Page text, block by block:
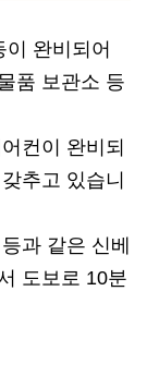
완비되어
품 보관소 등
컨이 완비되
추고 있습니
과 같은 신베
도보로 10분